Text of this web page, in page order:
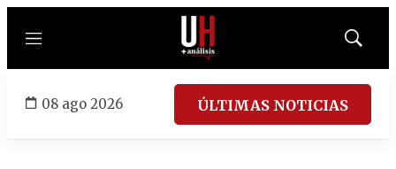
Menú
Mostrar
08 ago 2026 ÚLTIMAS NOTICIAS